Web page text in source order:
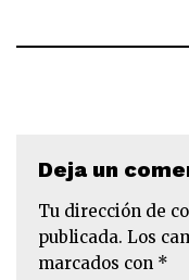
Deja un
Tu dirección de
publicada. Los
marcados con *